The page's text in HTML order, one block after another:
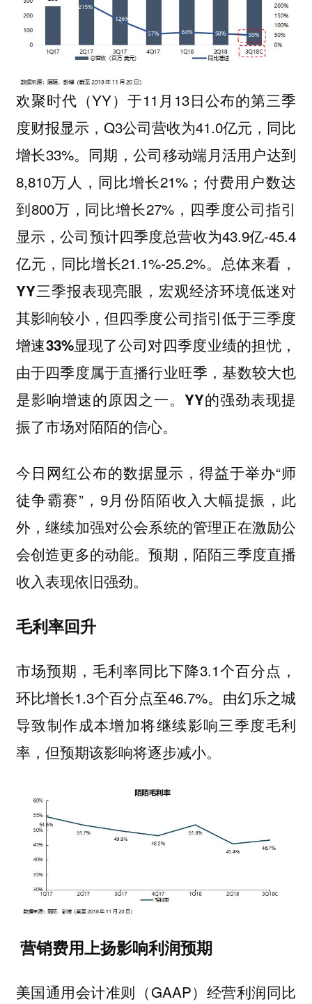
欢聚时代（YY）于11月13日公布的第三季
度财报显示，Q3公司营收为41.0亿元，同比
增长33%。同期，公司移动端月活用户达到
8,810万人，同比增长21%；付费用户数达
到800万，同比增长27%，四季度公司指引
显示，公司预计四季度总营收为43.9亿-45.4
亿元，同比增长21.1%-25.2%。 总体来看，
YY三季报表现亮眼，宏观经济环境低迷对
其影响较小，但四季度公司指引低于三季度
增速33%显现了公司对四季度业绩的担忧，
由于四季度属于直播行业旺季，基数较大也
是影响增速的原因之一。YY的强劲表现提
振了市场对陌陌的信心。
今日网红公布的数据显示，得益于举办“师
徒争霸赛”，9月份陌陌收入大幅提振，此
外，继续加强对公会系统的管理正在激励公
会创造更多的动能。预期，陌陌三季度直播
收入表现依旧强劲。
毛利率回升
市场预期，毛利率同比下降3.1个百分点，
环比增长1.3个百分点至46.7%。由幻乐之城
导致制作成本增加将继续影响三季度毛利
率，但预期该影响将逐步减小。
营销费用上扬影响利润预期
美国通用会计准则（GAAP）经营利润同比